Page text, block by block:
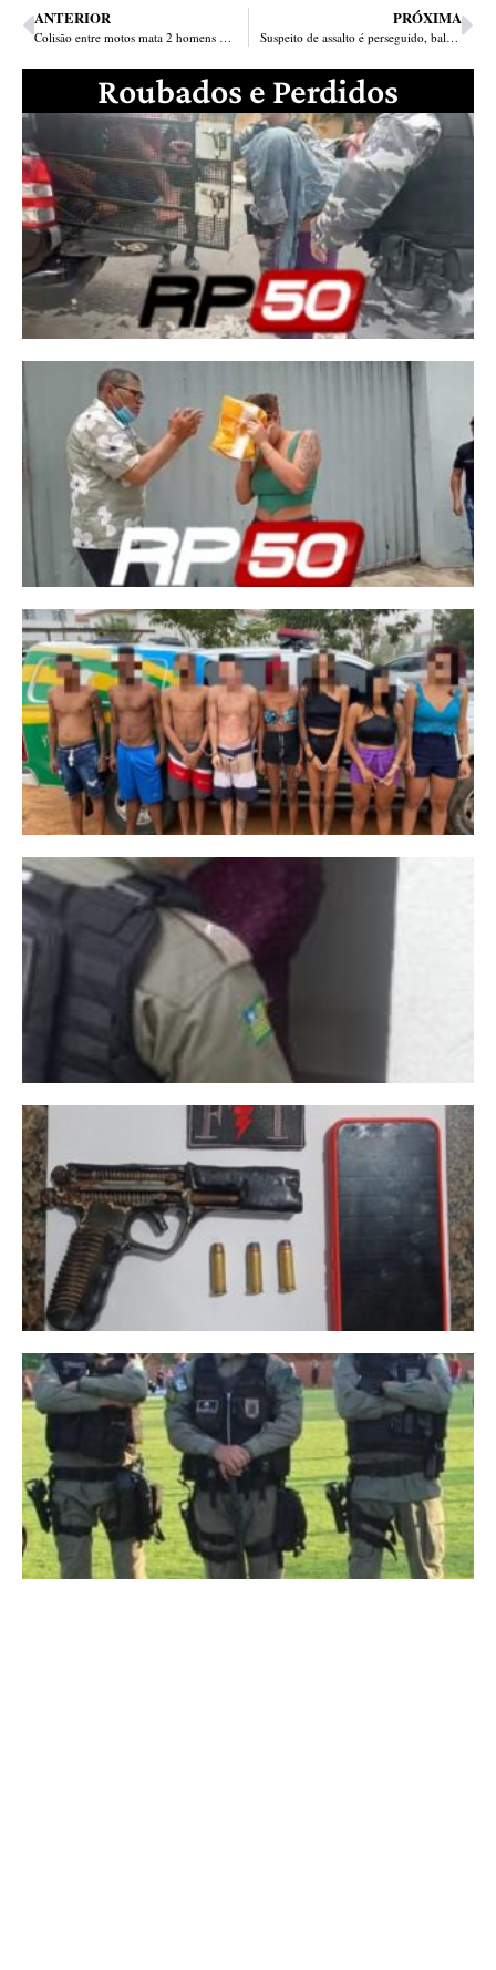
ANTERIOR
Colisão entre motos mata 2 homens em estrada que liga Campo Maior a Jatobá do Piauí
PRÓXIMA
Suspeito de assalto é perseguido, baleado e esfaqueado na zona Sul
Roubados e Perdidos